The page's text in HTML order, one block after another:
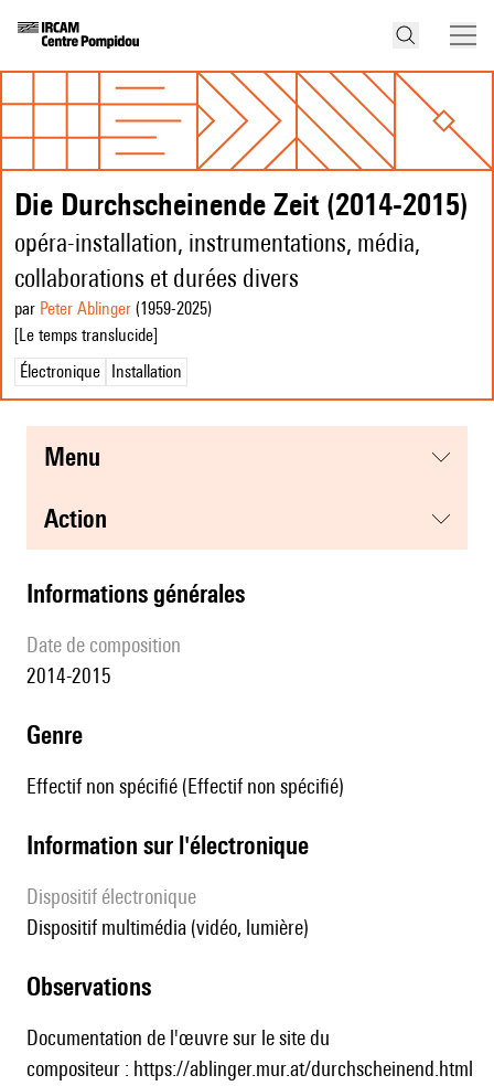
Die Durchscheinende Zeit (2014-2015)
opéra-installation, instrumentations, média,
collaborations et durées divers
par Peter Ablinger (1959-2025)
[Le temps translucide]
Électronique
Installation
menu
action
informations générales
date de composition
2014-2015
genre
Effectif non spécifié (Effectif non spécifié)
Information sur l'électronique
Dispositif électronique
dispositif multimédia (vidéo, lumière)
observations
Documentation de l'œuvre sur le site du
compositeur : https://ablinger.mur.at/durchscheinend.html